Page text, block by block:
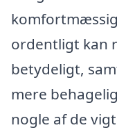
ordentligt kan
betydeligt,
mere
nogle af de